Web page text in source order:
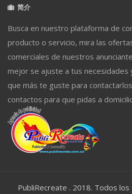
简介
Busca en nuestro plataforma de
producto o servicio, mira las
comerciales de nuestros
mejor se ajuste a tus necesidades
que más te guste para
contactos para que pidas a
PubliRecreate . 2018. Todos